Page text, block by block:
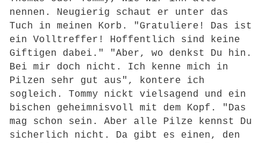
nennen. Neugierig schaut er unter das
Tuch in meinen Korb. "Gratuliere! Das ist
ein Volltreffer! Hoffentlich sind keine
Giftigen dabei." "Aber, wo denkst Du hin.
Bei mir doch nicht. Ich kenne mich in
Pilzen sehr gut aus", kontere ich
sogleich. Tommy nickt vielsagend und ein
bischen geheimnisvoll mit dem Kopf. "Das
mag schon sein. Aber alle Pilze kennst Du
sicherlich nicht. Da gibt es einen, den